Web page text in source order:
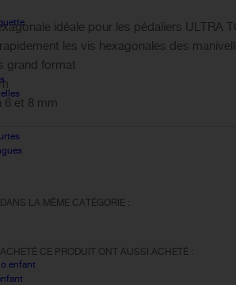
enfant
idéale pour les pédaliers ULTRA
les vis hexagonales des
grand format
6 et 8 mm
LA MÊME CATÉGORIE :
CE PRODUIT ONT AUSSI ACHETÉ :